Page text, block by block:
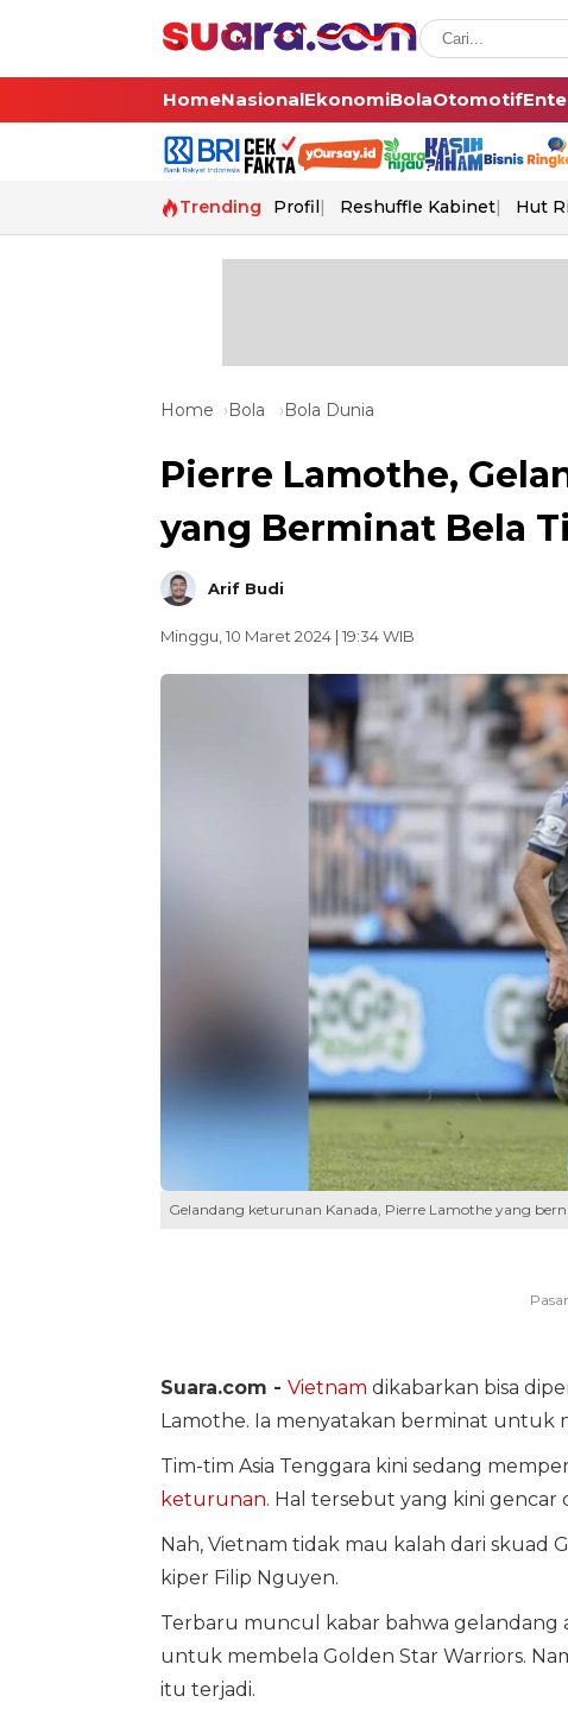
HomeNasionalEkonomiBolaOtomotif
Trending Profil Reshuffle Kabinet Hut Ri
Home Bola Bola Dunia
Pierre Lamothe,
yang Berminat Bela
Arif Budi
Minggu, 10 Maret 2024 | 19:34 WIB
Gelandang keturunan Kanada, Pierre Lamothe yang
Suara.com - Vietnam dikabarkan bisa
Lamothe. Ia menyatakan berminat untuk
Tim-tim Asia Tenggara kini sedang
keturunan. Hal tersebut yang kini gencar
Nah, Vietnam tidak mau kalah dari skuad
kiper Filip Nguyen.
Terbaru muncul kabar bahwa gelandang
untuk membela Golden Star Warriors.
itu terjadi.